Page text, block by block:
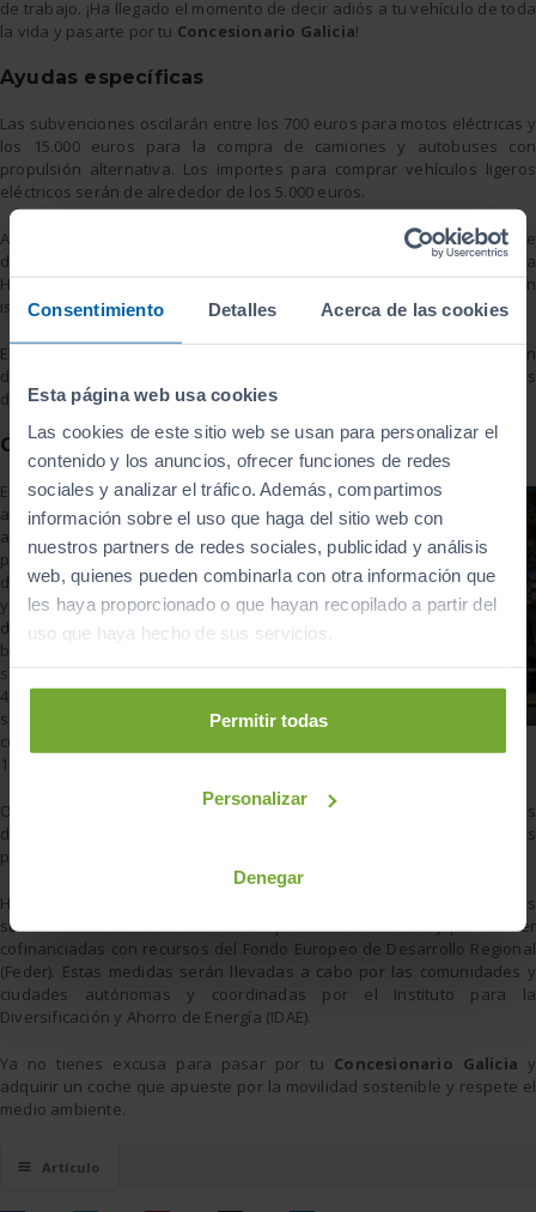
Consentimiento Detalles Acerca de las cookies
Esta página web usa cookies
Las cookies de este sitio web se usan para personalizar el
contenido y los anuncios, ofrecer funciones de redes
sociales y analizar el tráfico. Además, compartimos
información sobre el uso que haga del sitio web con
nuestros partners de redes sociales, publicidad y análisis
web, quienes pueden combinarla con otra información que
les haya proporcionado o que hayan recopilado a partir del
uso que haya hecho de sus servicios.
Permitir todas
Personalizar
Denegar
de trabajo. ¡Ha llegado el momento de decir adiós a tu vehículo de toda
la vida y pasarte por tu Concesionario Galicia!
Ayudas específicas
Las subvenciones oscilarán entre los 700 euros para motos eléctricas y
los 15.000 euros para la compra de camiones y autobuses con
propulsión alternativa. Los importes para comprar vehículos ligeros
eléctricos serán de alrededor de los 5.000 euros.
Además, se destinarán 15 millones de euros a proyectos que
defiendan una movilidad sostenible en ciudades Patrimonio de la
Humanidad, municipios con alto índice de contaminación o situados en
islas, y a iniciativas de innovación en electromovilidad.
El gobierno también obligará a los fabricantes a establecer un
descuento mínimo de mil euros en la factura, a excepción de compras
de cuadriciclos y motos.
Otras ayudas
El importe de las
ayudas para
aumentar los
puntos de recarga
de coches eléctricos
y nuevos sistemas
de préstamos de
bicicletas eléctricas
serán de un 30% o
40% del coste
subvencionable,
con un límite de
100.000 euros.
Otra buena medida fijada en este decreto, la implantación de Planes
de Transporte a los Centros de Trabajo, fija un límite de 200.000 euros
por beneficiario. La ayuda será del 50% del coste subvencionable.
Hay que destacar que estas ayudas no serán compatibles con otras
subvenciones de la administración para fines similares y podrán ser
cofinanciadas con recursos del Fondo Europeo de Desarrollo Regional
(Feder). Estas medidas serán llevadas a cabo por las comunidades y
ciudades autónomas y coordinadas por el Instituto para la
Diversificación y Ahorro de Energía (IDAE).
Ya no tienes excusa para pasar por tu Concesionario Galicia y
adquirir un coche que apueste por la movilidad sostenible y respete el
medio ambiente.
☰ Artículo